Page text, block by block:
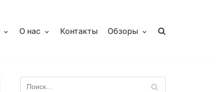
О нас Контакты Обзоры